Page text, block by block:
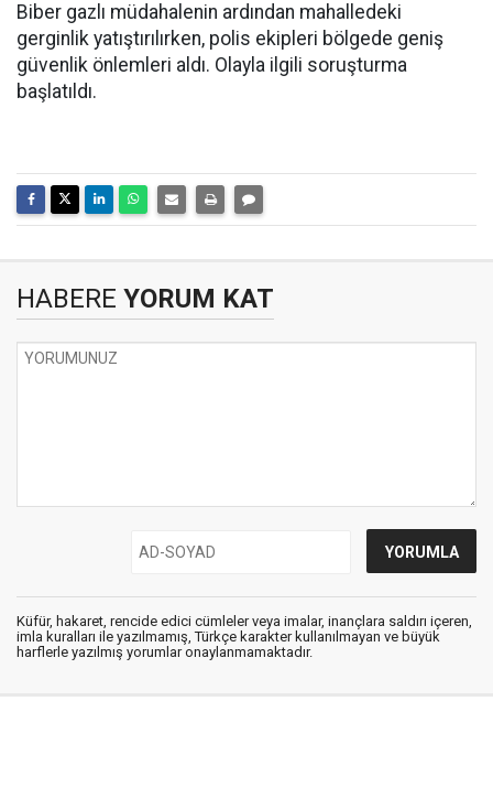
Biber gazlı müdahalenin ardından mahalledeki
gerginlik yatıştırılırken, polis ekipleri bölgede geniş
güvenlik önlemleri aldı. Olayla ilgili soruşturma
başlatıldı.
HABERE YORUM KAT
Küfür, hakaret, rencide edici cümleler veya imalar, inançlara saldırı içeren,
imla kuralları ile yazılmamış, Türkçe karakter kullanılmayan ve büyük
harflerle yazılmış yorumlar onaylanmamaktadır.